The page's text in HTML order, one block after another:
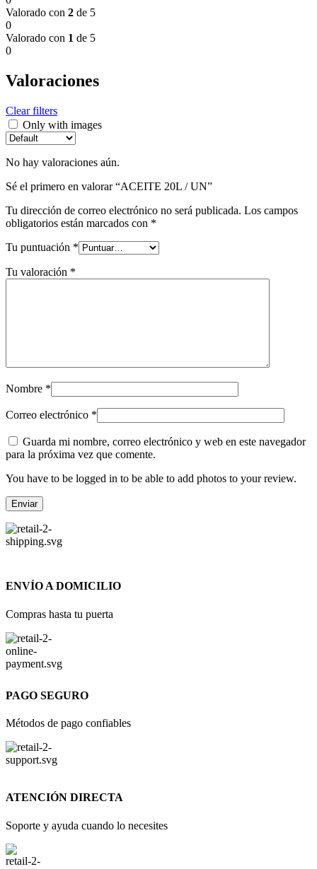
Valorado con 2 de 5
0
Valorado con 1 de 5
0
Valoraciones
Clear filters
Only with images
No hay valoraciones aún.
Sé el primero en valorar “ACEITE 20L / UN”
Tu dirección de correo electrónico no será publicada. Los campos
obligatorios están marcados con *
Tu puntuación *
Tu valoración *
Nombre *
Correo electrónico *
Guarda mi nombre, correo electrónico y web en este navegador
para la próxima vez que comente.
You have to be logged in to be able to add photos to your review.
ENVÍO A DOMICILIO
Compras hasta tu puerta
PAGO SEGURO
Métodos de pago confiables
ATENCIÓN DIRECTA
Soporte y ayuda cuando lo necesites